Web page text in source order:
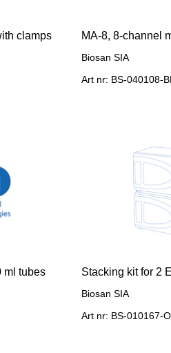
clamps MA-8, 8-channel
Biosan SIA
Art nr: BS-040108-
ml tubes Stacking kit for 2
Biosan SIA
Art nr: BS-010167-